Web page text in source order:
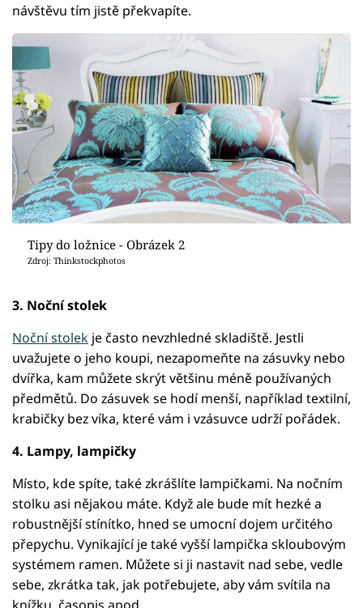
návštěvu tím jistě překvapíte.
Tipy do ložnice - Obrázek 2
Zdroj: Thinkstockphotos
3. Noční stolek
Noční stolek je často nevzhledné skladiště. Jestli
uvažujete o jeho koupi, nezapomeňte na zásuvky nebo
dvířka, kam můžete skrýt většinu méně používaných
předmětů. Do zásuvek se hodí menší, například textilní,
krabičky bez víka, které vám i vzásuvce udrží pořádek.
4. Lampy, lampičky
Místo, kde spíte, také zkrášlíte lampičkami. Na nočním
stolku asi nějakou máte. Když ale bude mít hezké a
robustnější stínítko, hned se umocní dojem určitého
přepychu. Vynikající je také vyšší lampička skloubovým
systémem ramen. Můžete si ji nastavit nad sebe, vedle
sebe, zkrátka tak, jak potřebujete, aby vám svítila na
knížku, časopis apod.